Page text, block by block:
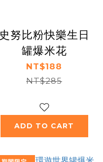
史努比粉快樂生日
罐爆米花
NT$188
NT$285
ADD TO CART